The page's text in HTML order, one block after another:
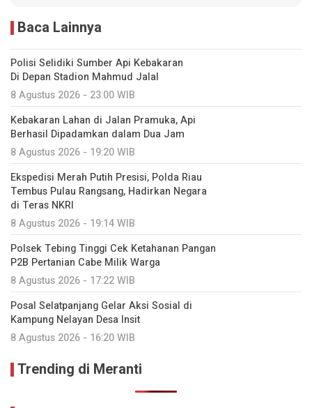
Baca Lainnya
Polisi Selidiki Sumber Api Kebakaran
Di Depan Stadion Mahmud Jalal
8 Agustus 2026 - 23:00 WIB
Kebakaran Lahan di Jalan Pramuka, Api
Berhasil Dipadamkan dalam Dua Jam
8 Agustus 2026 - 19:20 WIB
Ekspedisi Merah Putih Presisi, Polda Riau
Tembus Pulau Rangsang, Hadirkan Negara
di Teras NKRI
8 Agustus 2026 - 19:14 WIB
Polsek Tebing Tinggi Cek Ketahanan Pangan
P2B Pertanian Cabe Milik Warga
8 Agustus 2026 - 17:22 WIB
Posal Selatpanjang Gelar Aksi Sosial di
Kampung Nelayan Desa Insit
8 Agustus 2026 - 16:20 WIB
Trending di Meranti